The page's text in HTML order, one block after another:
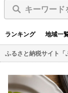
キーワード
ランキング 地域一
ふるさと納税サイト「